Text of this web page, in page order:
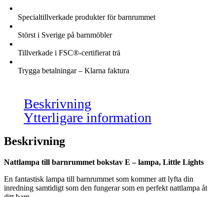
Specialtillverkade produkter för barnrummet
Störst i Sverige på barnmöbler
Tillverkade i FSC®-certifierat trä
Trygga betalningar – Klarna faktura
Beskrivning
Ytterligare information
Beskrivning
Nattlampa till barnrummet bokstav E – lampa, Little Lights
En fantastisk lampa till barnrummet som kommer att lyfta din
inredning samtidigt som den fungerar som en perfekt nattlampa åt